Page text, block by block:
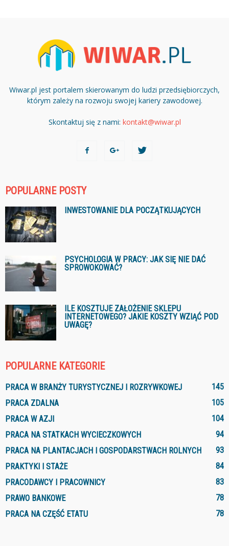
Wiwar.pl jest portalem skierowanym do ludzi przedsiębiorczych,
którym zależy na rozwoju swojej kariery zawodowej.
Skontaktuj się z nami: kontakt@wiwar.pl
POPULARNE POSTY
INWESTOWANIE DLA POCZĄTKUJĄCYCH
PSYCHOLOGIA W PRACY: JAK SIĘ NIE DAĆ
SPROWOKOWAĆ?
ILE KOSZTUJE ZAŁOŻENIE SKLEPU
INTERNETOWEGO? JAKIE KOSZTY WZIĄĆ POD
UWAGĘ?
POPULARNE KATEGORIE
PRACA W BRANŻY TURYSTYCZNEJ I ROZRYWKOWEJ
145
PRACA ZDALNA
105
PRACA W AZJI
104
PRACA NA STATKACH WYCIECZKOWYCH
94
PRACA NA PLANTACJACH I GOSPODARSTWACH ROLNYCH
93
PRAKTYKI I STAŻE
84
PRACODAWCY I PRACOWNICY
83
PRAWO BANKOWE
78
PRACA NA CZĘŚĆ ETATU
78